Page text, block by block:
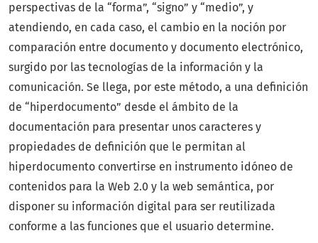
perspectivas de la “forma”, “signo” y “medio”, y
atendiendo, en cada caso, el cambio en la noción por
comparación entre documento y documento electrónico,
surgido por las tecnologías de la información y la
comunicación. Se llega, por este método, a una definición
de “hiperdocumento” desde el ámbito de la
documentación para presentar unos caracteres y
propiedades de definición que le permitan al
hiperdocumento convertirse en instrumento idóneo de
contenidos para la Web 2.0 y la web semántica, por
disponer su información digital para ser reutilizada
conforme a las funciones que el usuario determine.